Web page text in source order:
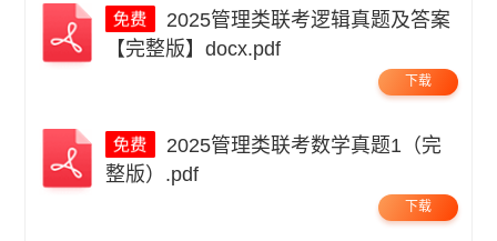
【完整版】docx.pdf
下载
整版）.pdf
下载